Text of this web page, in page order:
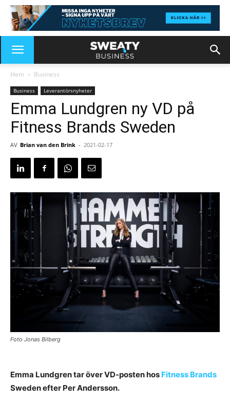
Hem Business
Business Leverantörsnyheter
Emma Lundgren ny VD på
Fitness Brands Sweden
AV Brian van den Brink - 2021-02-17
Foto Jonas Bilberg
Emma Lundgren tar över VD-posten hos Fitness Brands
Sweden efter Per Andersson.